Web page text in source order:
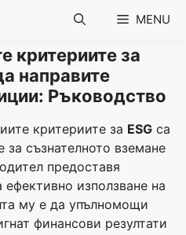
MENU
критериите за
направите
Ръководство
критериите за ESG са
съзнателното вземане
предоставя
използване на
му е да упълномощи
финансови резултати